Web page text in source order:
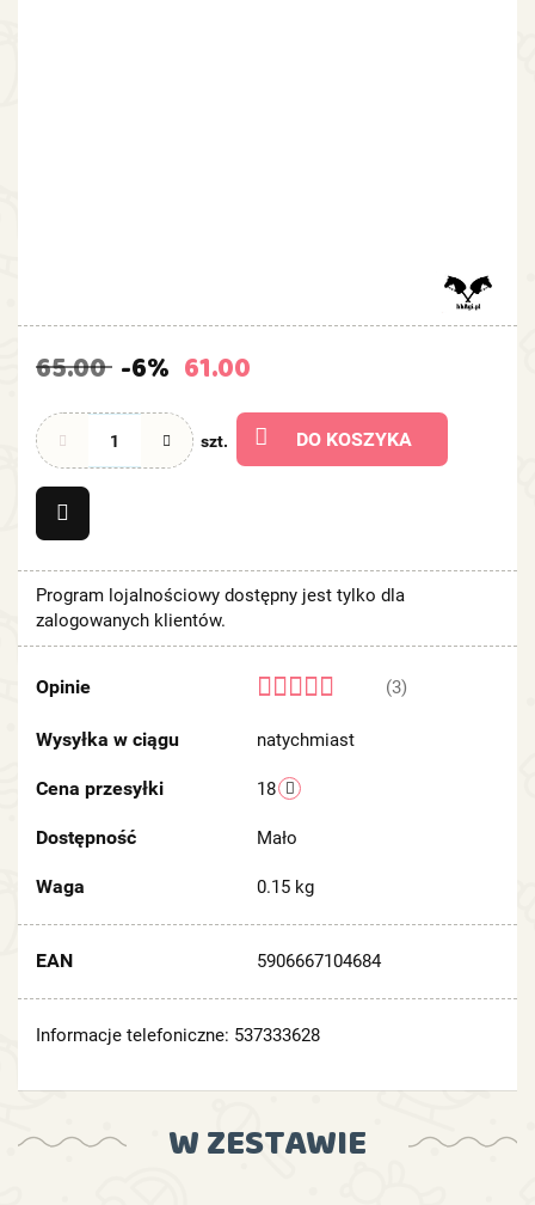
65.00 -6% 61.00
szt. DO KOSZYKA
Program lojalnościowy dostępny jest tylko dla
zalogowanych klientów.
Opinie (3)
Wysyłka w ciągu natychmiast
Cena przesyłki 18
Dostępność Mało
Waga 0.15 kg
EAN 5906667104684
Informacje telefoniczne: 537333628
W ZESTAWIE